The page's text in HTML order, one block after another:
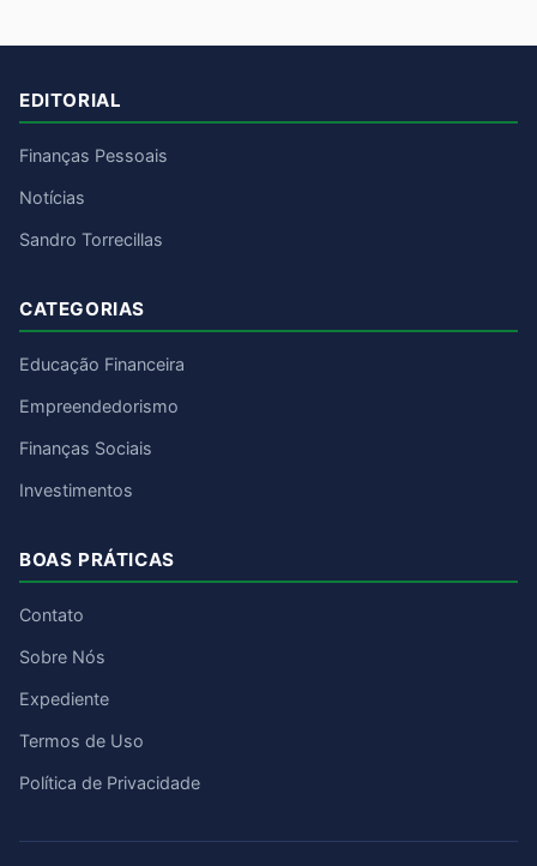
EDITORIAL
Finanças Pessoais
Notícias
Sandro Torrecillas
CATEGORIAS
Educação Financeira
Empreendedorismo
Finanças Sociais
Investimentos
BOAS PRÁTICAS
Contato
Sobre Nós
Expediente
Termos de Uso
Política de Privacidade